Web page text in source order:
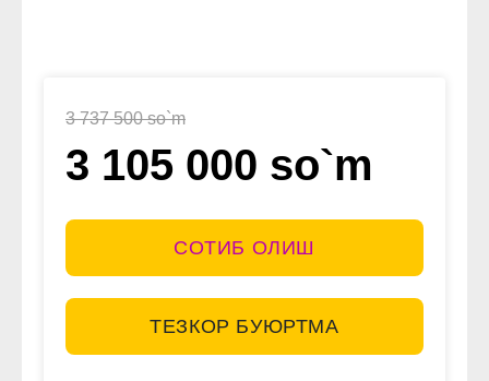
3 737 500 so`m
3 105 000 so`m
СОТИБ ОЛИШ
ТЕЗКОР БУЮРТМА